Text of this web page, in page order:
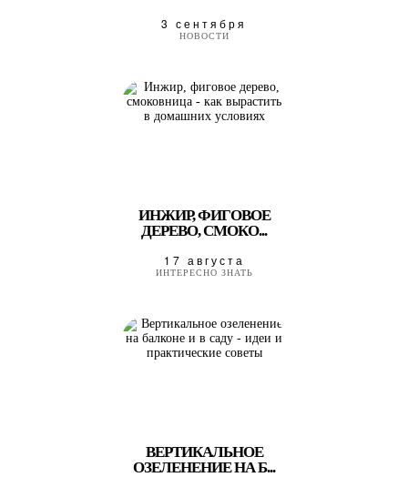
3 сентября
НОВОСТИ
ИНЖИР, ФИГОВОЕ
ДЕРЕВО, СМОКО...
17 августа
ИНТЕРЕСНО ЗНАТЬ
ВЕРТИКАЛЬНОЕ
ОЗЕЛЕНЕНИЕ НА Б...